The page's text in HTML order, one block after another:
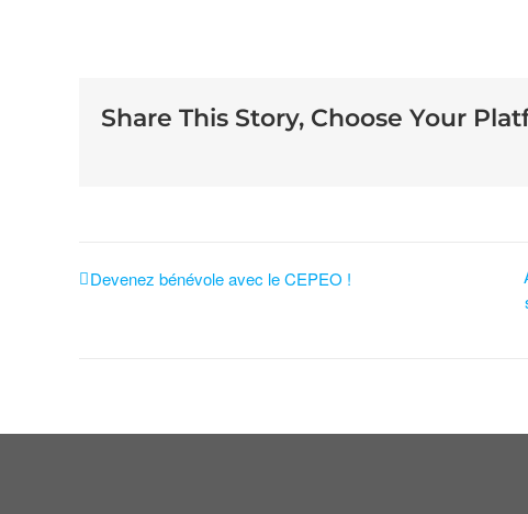
Share This Story, Choose Your
Devenez bénévole avec le CEPEO !